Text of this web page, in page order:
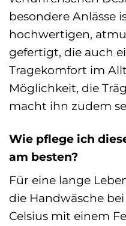
besondere Anlässe
hochwertigen,
gefertigt, die auch
Tragekomfort im
Möglichkeit, die
macht ihn zudem
Wie pflege ich
am besten?
Für eine lange
die Handwäsche
Celsius mit einem